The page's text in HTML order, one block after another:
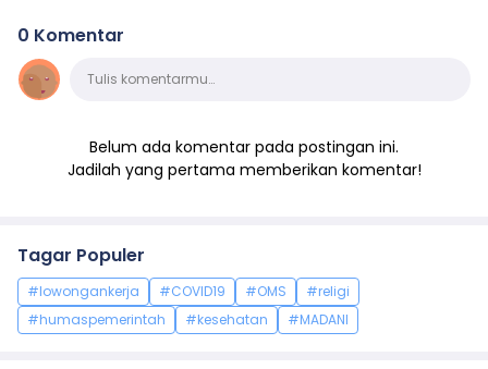
0 Komentar
KomentarTulis komentarmu…
Belum ada komentar pada postingan ini.
Jadilah yang pertama memberikan komentar!
Tagar Populer
#lowongankerja #COVID19 #OMS
#religi
#humaspemerintah
#kesehatan #MADANI